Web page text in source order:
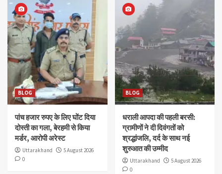
BLOG
पांच हजार रुपए के लिए घोंट दिया
दोस्ती का गला, बेरहमी से किया
मर्डर, आरोपी अरेस्ट
Uttarakhand
5 August 2026
0
BLOG
धराली आपदा की पहली बरसी:
ग्रामीणों ने दी दिवंगतों को
श्रद्धांजलि, दर्द के साथ नई
शुरुआत की उम्मीद
Uttarakhand
5 August 2026
0